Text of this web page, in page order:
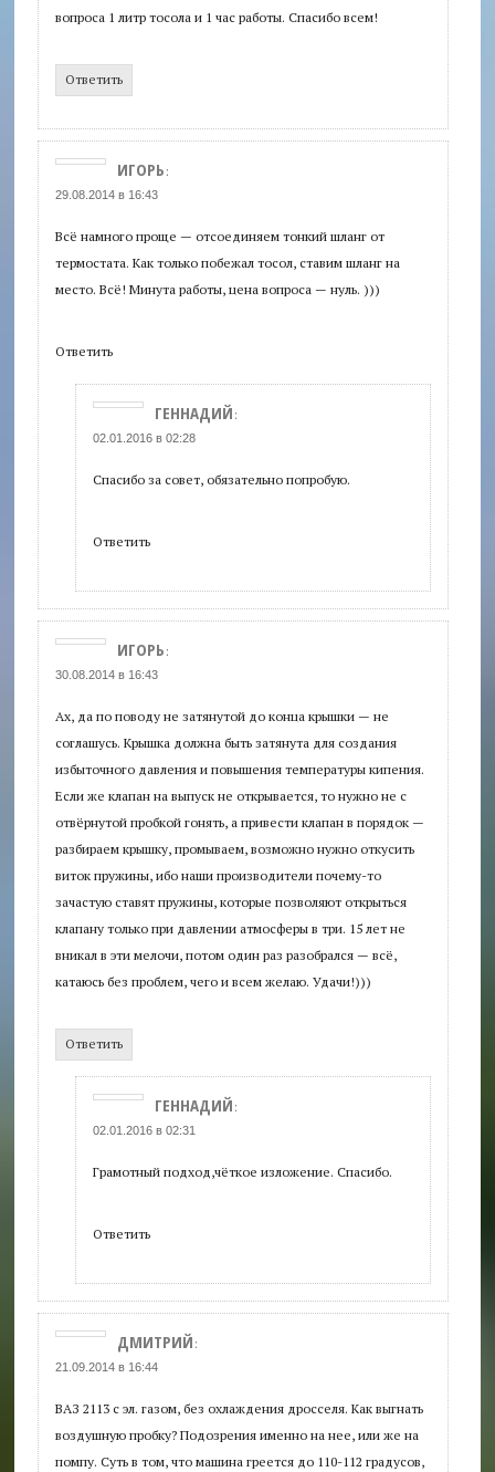
вопроса 1 литр тосола и 1 час работы. Спасибо всем!
Ответить
ИГОРЬ :
29.08.2014 в 16:43
Всё намного проще — отсоединяем тонкий шланг от
термостата. Как только побежал тосол, ставим шланг на
место. Всё! Минута работы, цена вопроса — нуль. )))
Ответить
ГЕННАДИЙ :
02.01.2016 в 02:28
Спасибо за совет, обязательно попробую.
Ответить
ИГОРЬ :
30.08.2014 в 16:43
Ах, да по поводу не затянутой до конца крышки — не
соглашусь. Крышка должна быть затянута для создания
избыточного давления и повышения температуры кипения.
Если же клапан на выпуск не открывается, то нужно не с
отвёрнутой пробкой гонять, а привести клапан в порядок —
разбираем крышку, промываем, возможно нужно откусить
виток пружины, ибо наши производители почему-то
зачастую ставят пружины, которые позволяют открыться
клапану только при давлении атмосферы в три. 15 лет не
вникал в эти мелочи, потом один раз разобрался — всё,
катаюсь без проблем, чего и всем желаю. Удачи!)))
Ответить
ГЕННАДИЙ :
02.01.2016 в 02:31
Грамотный подход,чёткое изложение. Спасибо.
Ответить
ДМИТРИЙ :
21.09.2014 в 16:44
ВАЗ 2113 с эл. газом, без охлаждения дросселя. Как выгнать
воздушную пробку? Подозрения именно на нее, или же на
помпу. Суть в том, что машина греется до 110-112 градусов,